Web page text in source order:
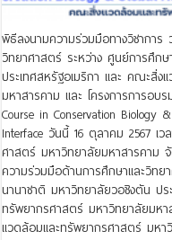
พิธีลงนามความร่วมมือทางวิชากา
วิทยาศาสตร์ ระหว่าง ศูนย์การศึก
ประเทศสหรัฐอเมริกา และ คณะสิ่
มหาสารคาม และ โครงการการอบ
Course in Conservation Biology
Interface วันนี้ 16 ตุลาคม 2567 เ
ศาสตร์ มหาวิทยาลัยมหาสารคาม
ความร่วมมือด้านการศึกษาและวิท
นานาชาติ มหาวิทยาลัยวอชิงตัน ป
ทรัพยากรศาสตร์ มหาวิทยาลัยมห
แวดล้อมและทรัพยากรศาสตร์ มห